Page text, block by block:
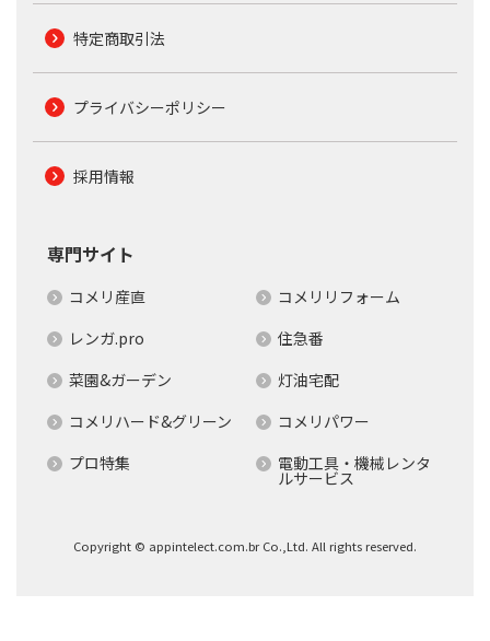
特定商取引法
プライバシーポリシー
採用情報
専門サイト
コメリ産直
コメリリフォーム
レンガ.pro
住急番
菜園&ガーデン
灯油宅配
コメリハード&グリーン
コメリパワー
プロ特集
電動工具・機械レンタ
ルサービス
Copyright © appintelect.com.br Co.,Ltd. All rights reserved.